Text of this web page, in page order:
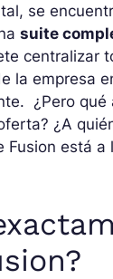
se
suite
centralizar
la empresa
¿Pero qué
¿A
Fusion está a